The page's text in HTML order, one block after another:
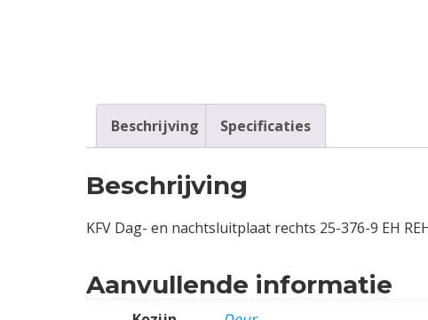
Beschrijving Specificaties
Beschrijving
KFV Dag- en nachtsluitplaat rechts 25-376-9 EH
Aanvullende informatie